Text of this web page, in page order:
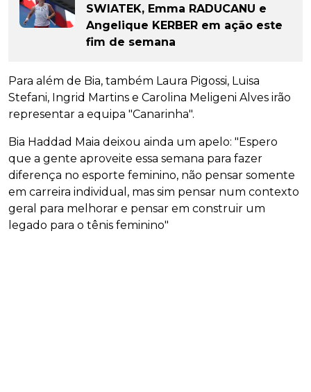
SWIATEK, Emma RADUCANU e
Angelique KERBER em ação este
fim de semana
Para além de Bia, também Laura Pigossi, Luisa
Stefani, Ingrid Martins e Carolina Meligeni Alves irão
representar a equipa "Canarinha".
Bia Haddad Maia deixou ainda um apelo: "Espero
que a gente aproveite essa semana para fazer
diferença no esporte feminino, não pensar somente
em carreira individual, mas sim pensar num contexto
geral para melhorar e pensar em construir um
legado para o tênis feminino"